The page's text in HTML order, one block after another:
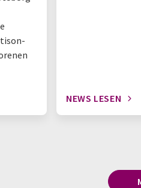
NEWS LESEN